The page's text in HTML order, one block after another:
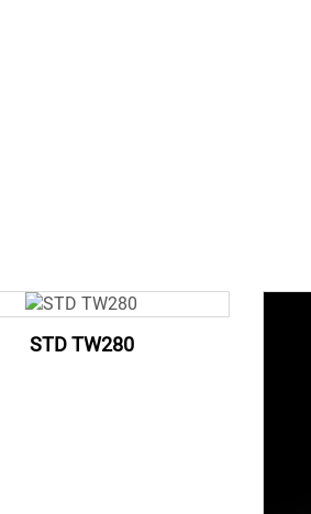
STD TW280